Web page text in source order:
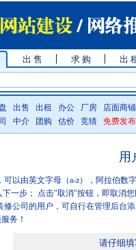
出 售 求 购 出
出售 出租 办公 厂房
店面商铺
中介 团购 估价 竞猜 免费发布
用
以由英文字母（a-z），阿拉伯数
一步； 点击"取消"按钮，即取消
公司的用户，可自行在管理后台
务！
请仔细填